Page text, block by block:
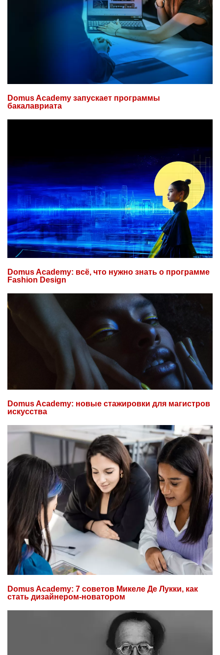
Domus Academy запускает программы
бакалавриата
Domus Academy: всё, что нужно знать о программе
Fashion Design
Domus Academy: новые стажировки для магистров
искусства
Domus Academy: 7 советов Микеле Де Лукки, как
стать дизайнером-новатором